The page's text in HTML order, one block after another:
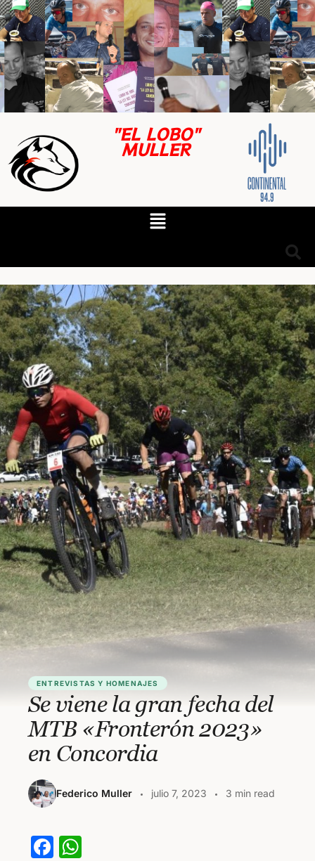
"EL LOBO"
MULLER
ENTREVISTAS Y HOMENAJES
Se viene la gran fecha del
MTB «Fronterón 2023»
en Concordia
Federico Muller julio 7, 2023 3 min read
F